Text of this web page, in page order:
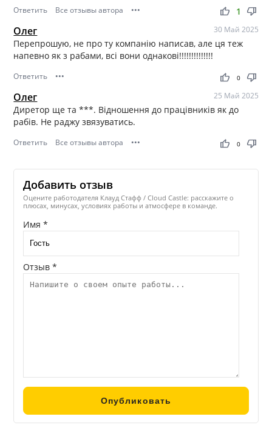
Ответить Все отзывы автора ••• thumb_up thumb_down
1
Олег 30 Май 2025
Перепрошую, не про ту компанію написав, але ця теж
напевно як з рабами, всі вони однакові!!!!!!!!!!!!!!
Ответить ••• thumb_up thumb_down
0
Олег 25 Май 2025
Диретор ще та ***. Відношення до працівників як до
рабів. Не раджу звязуватись.
Ответить Все отзывы автора ••• thumb_up thumb_down
0
Добавить отзыв
Оцените работодателя Клауд Стафф / Cloud Castle: расскажите о
плюсах, минусах, условиях работы и атмосфере в команде.
Имя *
Отзыв *